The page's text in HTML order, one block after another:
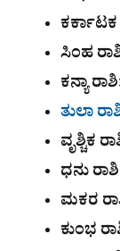
ಸಿಂಹ
ಕನ್ಯಾ
ತುಲಾ
ವೃಶ್ಚಿಕ
ಧನು
ಮಕರ
ಕುಂಭ